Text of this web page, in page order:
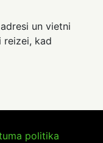
un vietni
reizei, kad
politika